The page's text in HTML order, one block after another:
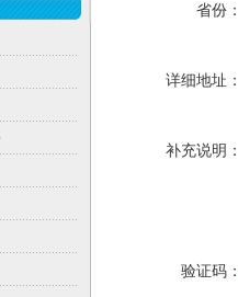
省份：
详细地址：
补充说明：
验证码：